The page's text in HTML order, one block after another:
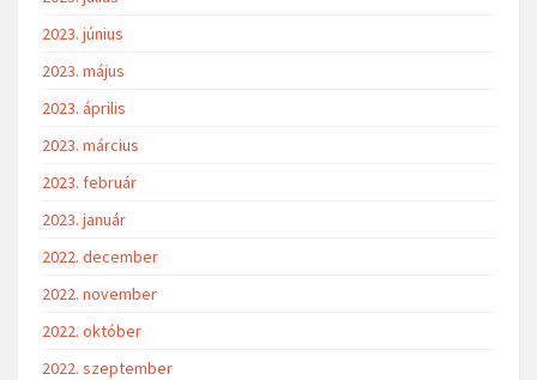
2023. június
2023. május
2023. április
2023. március
2023. február
2023. január
2022. december
2022. november
2022. október
2022. szeptember